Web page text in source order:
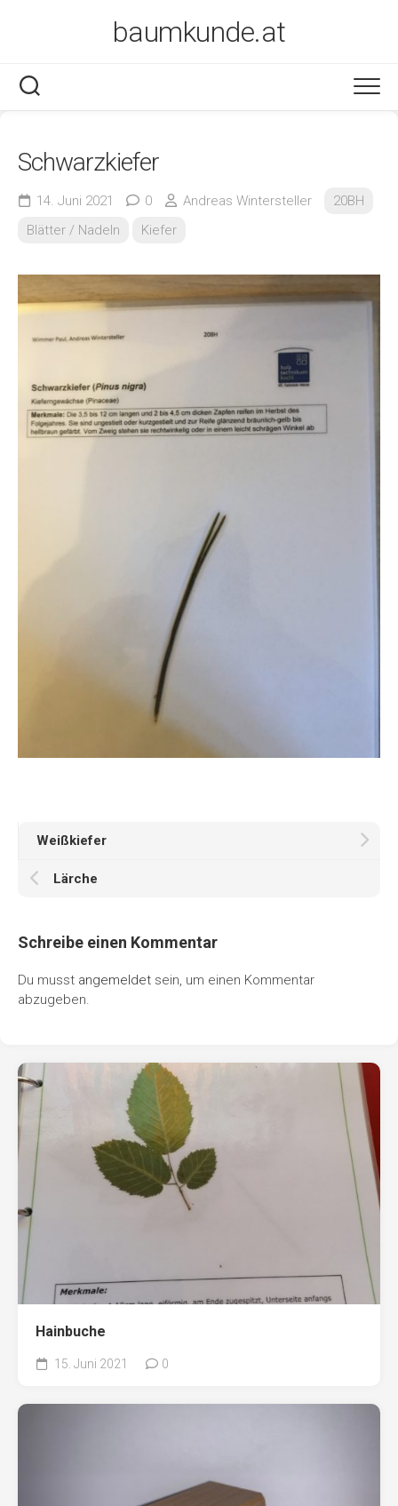
baumkunde.at
Schwarzkiefer
14. Juni 2021 0 Andreas Wintersteller
20BH
Blätter / Nadeln
Kiefer
Weißkiefer
Lärche
Schreibe einen Kommentar
Du musst angemeldet sein, um einen Kommentar
abzugeben.
Hainbuche
15. Juni 2021 0